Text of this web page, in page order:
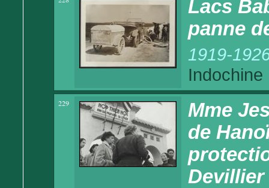
Lacs
panne
1919-
Indochine
229
Mme
de
Devillier